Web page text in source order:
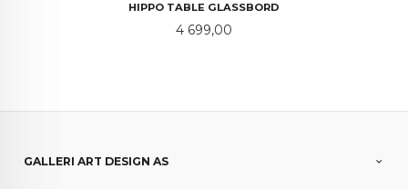
HIPPO TABLE GLASSBORD
Pris
4 699,00
GALLERI ART DESIGN AS